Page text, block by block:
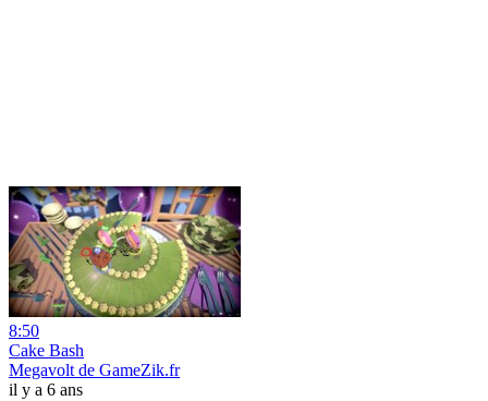
8:50
Cake Bash
Megavolt de GameZik.fr
il y a 6 ans